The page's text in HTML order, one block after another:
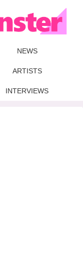
NEWS
ARTISTS
INTERVIEWS